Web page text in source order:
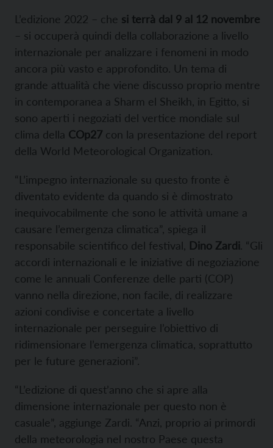
L’edizione 2022 – che si terrà dal 9 al 12 novembre
– si occuperà quindi della collaborazione a livello
internazionale per analizzare i fenomeni in modo
ancora più vasto e approfondito. Un tema di
grande attualità che viene discusso proprio mentre
in contemporanea a Sharm el Sheikh, in Egitto, si
sono aperti i negoziati del vertice mondiale sul
clima della COp27 con la presentazione del report
della World Meteorological Organization.
“L’impegno internazionale su questo fronte è
diventato evidente da quando si è dimostrato
inequivocabilmente che sono le attività umane a
causare l’emergenza climatica”, spiega il
responsabile scientifico del festival, Dino Zardi. “Gli
accordi internazionali e le iniziative di negoziazione
come le annuali Conferenze delle parti (COP)
vanno nella direzione, non facile, di realizzare
azioni condivise e concertate a livello
internazionale per perseguire l’obiettivo di
ridimensionare l’emergenza climatica, soprattutto
per le future generazioni”.
“L’edizione di quest’anno che si apre alla
dimensione internazionale per questo non è
casuale”, aggiunge Zardi. “Anzi, proprio ai primordi
della meteorologia nel nostro Paese questa